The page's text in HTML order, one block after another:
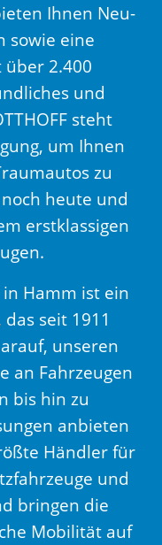
Ihnen Neu-
sowie eine
2.400
und
steht
um Ihnen
zu
heute und
erstklassigen
in Hamm ist ein
seit 1911
unseren
an Fahrzeugen
bis hin zu
anbieten
Händler für
und
bringen die
Mobilität auf